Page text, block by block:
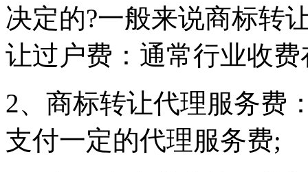
决定的?一般来说商标转
让过户费：通常行业收费
2、商标转让代理服务费
支付一定的代理服务费;